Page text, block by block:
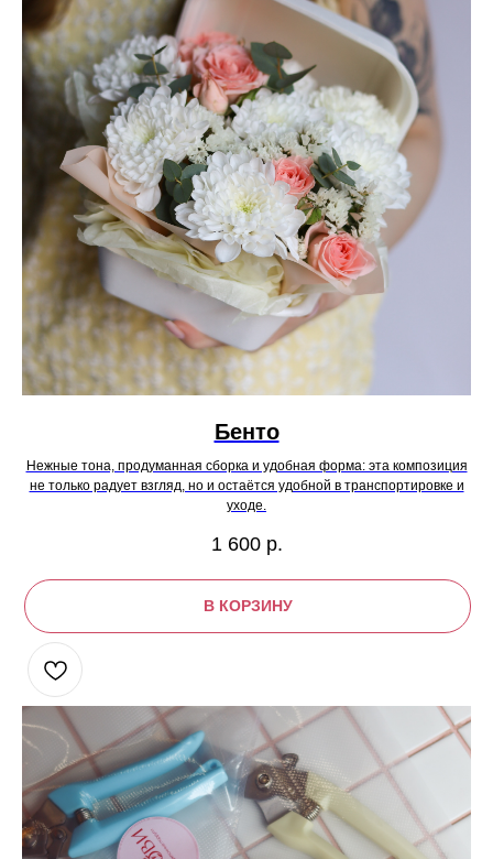
Бенто
Нежные тона, продуманная сборка и удобная форма: эта композиция
не только радует взгляд, но и остаётся удобной в транспортировке и
уходе.
1 600 р.
В КОРЗИНУ